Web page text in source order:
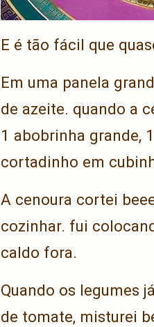
E é tão fácil que
Em uma panela
de azeite. quando a
1 abobrinha grande,
cortadinho em
A cenoura cortei
cozinhar. fui
caldo fora.
Quando os legumes
de tomate, misturei